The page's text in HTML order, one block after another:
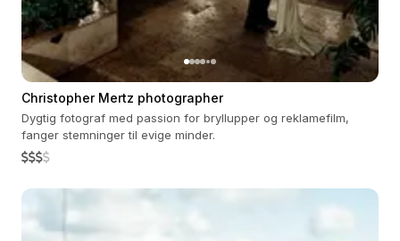
Christopher Mertz photographer
Dygtig fotograf med passion for bryllupper og reklamefilm,
fanger stemninger til evige minder.